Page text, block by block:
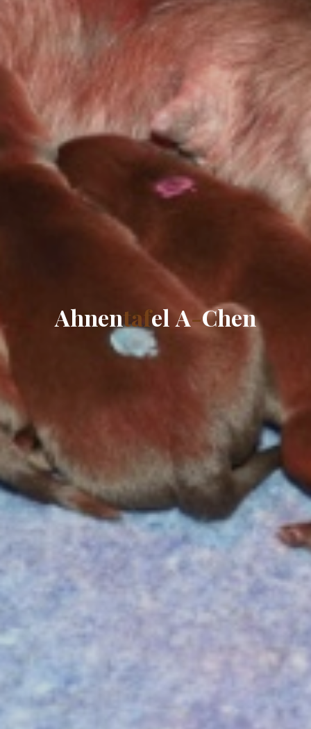
AhnentafelA-Chen